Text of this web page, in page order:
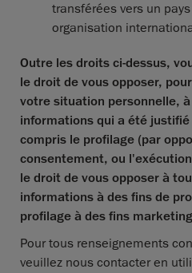
transférées vers un
organisation
Outre les droits ci-dessus,
le droit de vous opposer,
votre situation personnelle,
informations qui a été
compris le profilage (par
consentement, ou
le droit de vous opposer à
informations à des fins de
profilage à des fins
Pour tous renseignements
veuillez nous contacter en